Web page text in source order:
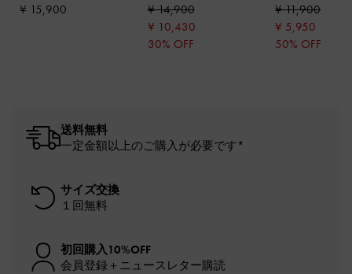
¥ 15,900
¥ 14,900
¥ 10,430
30% OFF
¥ 11,900
¥ 5,950
50% OFF
送料無料
一定金額以上のご購入が必要です*
サイズ交換
１回無料
初回購入10%OFF
会員登録＋ニュースレター購読